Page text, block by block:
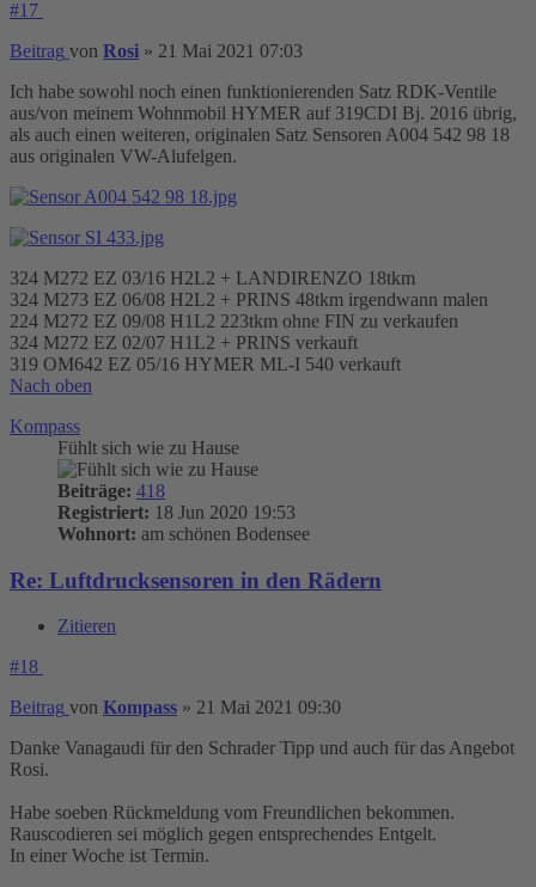
#17
Beitrag von Rosi » 21 Mai 2021 07:03
Ich habe sowohl noch einen funktionierenden Satz RDK-Ventile
aus/von meinem Wohnmobil HYMER auf 319CDI Bj. 2016 übrig,
als auch einen weiteren, originalen Satz Sensoren A004 542 98 18
aus originalen VW-Alufelgen.
324 M272 EZ 03/16 H2L2 + LANDIRENZO 18tkm
324 M273 EZ 06/08 H2L2 + PRINS 48tkm irgendwann malen
224 M272 EZ 09/08 H1L2 223tkm ohne FIN zu verkaufen
324 M272 EZ 02/07 H1L2 + PRINS verkauft
319 OM642 EZ 05/16 HYMER ML-I 540 verkauft
Nach oben
Kompass
Fühlt sich wie zu Hause
Beiträge: 418
Registriert: 18 Jun 2020 19:53
Wohnort: am schönen Bodensee
Re: Luftdrucksensoren in den Rädern
Zitieren
#18
Beitrag von Kompass » 21 Mai 2021 09:30
Danke Vanagaudi für den Schrader Tipp und auch für das Angebot
Rosi.
Habe soeben Rückmeldung vom Freundlichen bekommen.
Rauscodieren sei möglich gegen entsprechendes Entgelt.
In einer Woche ist Termin.